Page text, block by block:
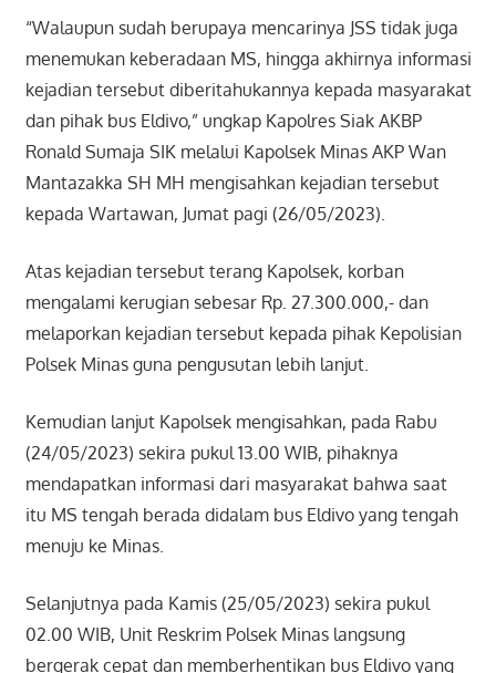
“Walaupun sudah berupaya mencarinya JSS tidak juga
menemukan keberadaan MS, hingga akhirnya informasi
kejadian tersebut diberitahukannya kepada masyarakat
dan pihak bus Eldivo,” ungkap Kapolres Siak AKBP
Ronald Sumaja SIK melalui Kapolsek Minas AKP Wan
Mantazakka SH MH mengisahkan kejadian tersebut
kepada Wartawan, Jumat pagi (26/05/2023).
Atas kejadian tersebut terang Kapolsek, korban
mengalami kerugian sebesar Rp. 27.300.000,- dan
melaporkan kejadian tersebut kepada pihak Kepolisian
Polsek Minas guna pengusutan lebih lanjut.
Kemudian lanjut Kapolsek mengisahkan, pada Rabu
(24/05/2023) sekira pukul 13.00 WIB, pihaknya
mendapatkan informasi dari masyarakat bahwa saat
itu MS tengah berada didalam bus Eldivo yang tengah
menuju ke Minas.
Selanjutnya pada Kamis (25/05/2023) sekira pukul
02.00 WIB, Unit Reskrim Polsek Minas langsung
bergerak cepat dan memberhentikan bus Eldivo yang